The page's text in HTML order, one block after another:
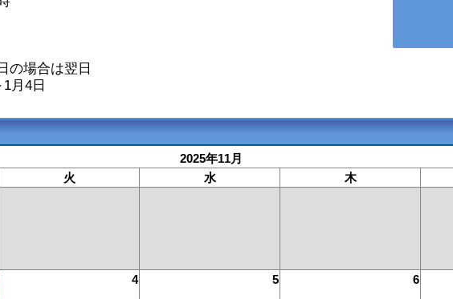
の場合は翌日
月4日
2025年11月
火 水 木
4 5 6